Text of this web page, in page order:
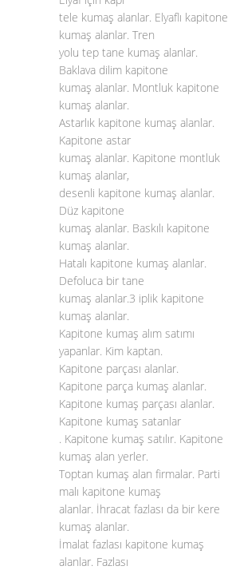
tele kumaş alanlar. Elyaflı kapitone
kumaş alanlar. Tren
yolu tep tane kumaş alanlar.
Baklava dilim kapitone
kumaş alanlar. Montluk kapitone
kumaş alanlar.
Astarlık kapitone kumaş alanlar.
Kapitone astar
kumaş alanlar. Kapitone montluk
kumaş alanlar,
desenli kapitone kumaş alanlar.
Düz kapitone
kumaş alanlar. Baskılı kapitone
kumaş alanlar.
Hatalı kapitone kumaş alanlar.
Defoluca bir tane
kumaş alanlar.3 iplik kapitone
kumaş alanlar.
Kapitone kumaş alım satımı
yapanlar. Kim kaptan.
Kapitone parçası alanlar.
Kapitone parça kumaş alanlar.
Kapitone kumaş parçası alanlar.
Kapitone kumaş satanlar
. Kapitone kumaş satılır. Kapitone
kumaş alan yerler.
Toptan kumaş alan firmalar. Parti
malı kapitone kumaş
alanlar. İhracat fazlası da bir kere
kumaş alanlar.
İmalat fazlası kapitone kumaş
alanlar. Fazlası